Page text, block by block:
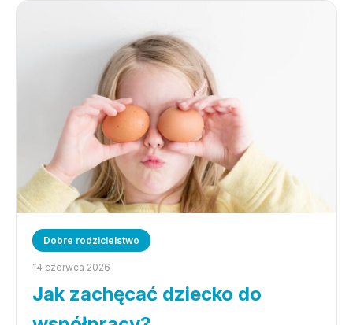
Dobre rodzicielstwo
14 czerwca 2026
Jak zachęcać dziecko do